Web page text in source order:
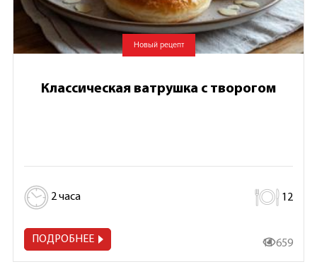
Новый рецепт
Классическая ватрушка с творогом
2 часа 12
ПОДРОБНЕЕ 11 659